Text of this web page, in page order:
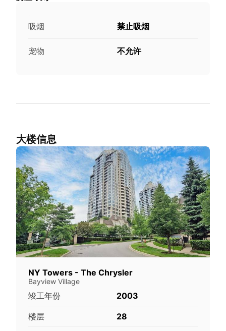
吸烟 禁止吸烟
宠物 不允许
大楼信息
NY Towers - The Chrysler
Bayview Village
竣工年份 2003
楼层 28